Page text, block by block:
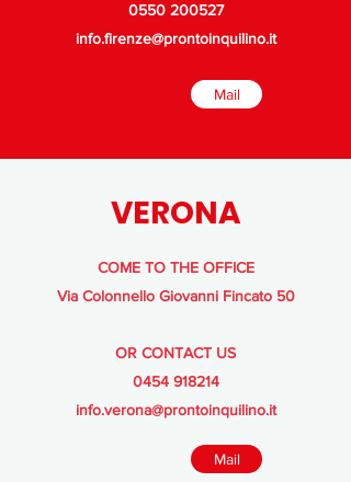
0550 200527
info.firenze@prontoinquilino.it
Mail
VERONA
COME TO THE OFFICE
Via Colonnello Giovanni Fincato 50
OR CONTACT US
0454 918214
info.verona@prontoinquilino.it
Mail